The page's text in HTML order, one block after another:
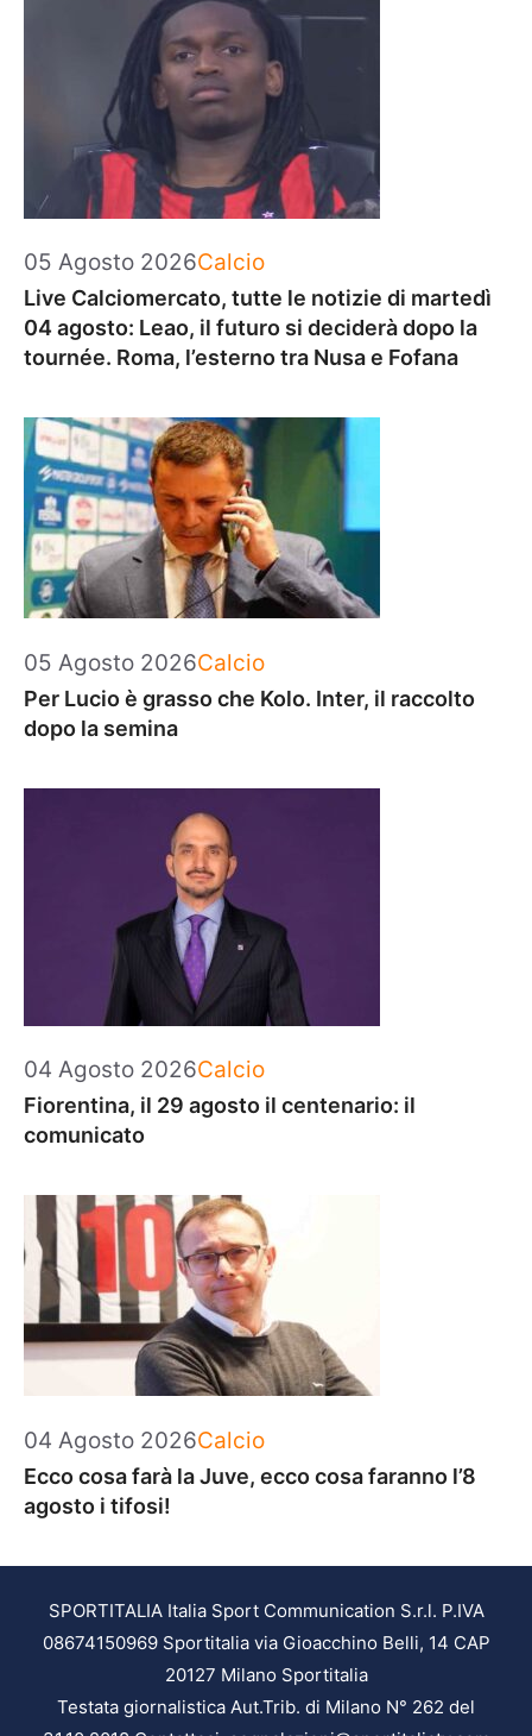
05 Agosto 2026Categorie
Calcio
Live Calciomercato, tutte le notizie di martedì
04 agosto: Leao, il futuro si deciderà dopo la
tournée. Roma, l’esterno tra Nusa e Fofana
05 Agosto 2026Categorie
Calcio
Per Lucio è grasso che Kolo. Inter, il raccolto
dopo la semina
04 Agosto 2026Categorie
Calcio
Fiorentina, il 29 agosto il centenario: il
comunicato
04 Agosto 2026Categorie
Calcio
Ecco cosa farà la Juve, ecco cosa faranno l’8
agosto i tifosi!
SPORTITALIA Italia Sport Communication S.r.l. P.IVA
08674150969 Sportitalia via Gioacchino Belli, 14 CAP
20127 Milano Sportitalia
Testata giornalistica Aut.Trib. di Milano N° 262 del